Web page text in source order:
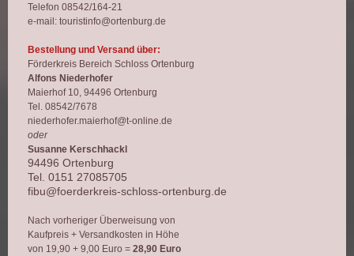
Telefon 08542/164-21
e-mail: touristinfo@ortenburg.de
Bestellung und Versand über:
Förderkreis Bereich Schloss Ortenburg
Alfons Niederhofer
Maierhof 10, 94496 Ortenburg
Tel. 08542/7678
niederhofer.maierhof@t-online.de
oder
Susanne Kerschhackl
94496 Ortenburg
Tel. 0151 27085705
fibu@foerderkreis-schloss-ortenburg.de
Nach vorheriger Überweisung von
Kaufpreis + Versandkosten in Höhe
von 19,90 + 9,00 Euro = 28,90 Euro